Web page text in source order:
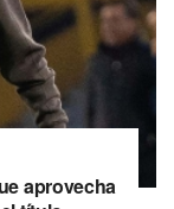
aprovecha